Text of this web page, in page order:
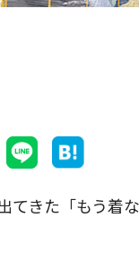
きた「もう着